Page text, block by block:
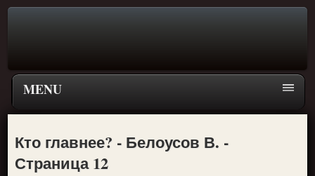
MENU
Главная страница
Поиск
ПЕРЕЙТИ К ГЛАВНОМУ МЕНЮ СКАЗОК
Кто главнее? - Белоусов В. -
Страница 12